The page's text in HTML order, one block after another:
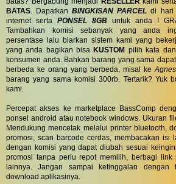
BATAS. DapatkanBINGKISAN PARCEL di hari
internet serta PONSEL 8GB untuk anda !
Tambahkan komisi sebanyak yang anda
persentase lalu biarkan sistem kami yang
yang anda bagikan bisa KUSTOM pilih kata
konsumen anda. Bahkan barang yang sama
berbeda ke orang yang berbeda, misal keAgnes
barang yang sama komisi 300rb. Tertarik? Yuk
kami.
Percepat akses ke marketplace BassComp
ponsel android atau notebook windows. Ukuran
Mendukung mencetak melalui printer bluetooth,
promosi, scan barcode cerdas, membacakan isi
dengan komisi yang dapat diubah sesuai
promosi tanpa perlu repot memilih, berbagi link
lainnya. Jangan sampai ketinggalan
download aplikasinya.